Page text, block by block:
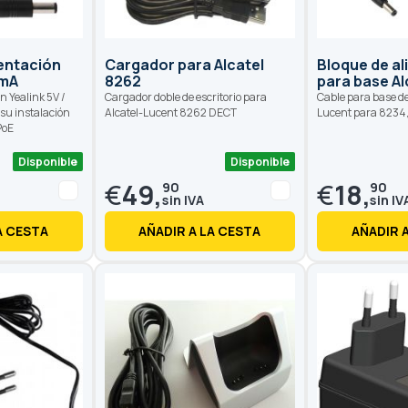
Yealink 5V /
instalación
Disponible
CESTA
Cargador para Alcatel
8262
Cargador doble de escritorio para
Alcatel-Lucent 8262 DECT
Disponible
€49, 90
AÑADIR A LA CESTA
Bloque de
para base
Cable para base
Lucent para
€18,90
AÑADIR